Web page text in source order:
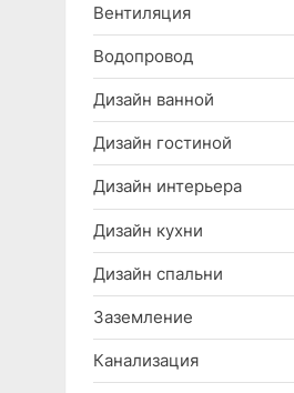
Вентиляция
Водопровод
Дизайн ванной
Дизайн гостиной
Дизайн интерьера
Дизайн кухни
Дизайн спальни
Заземление
Канализация